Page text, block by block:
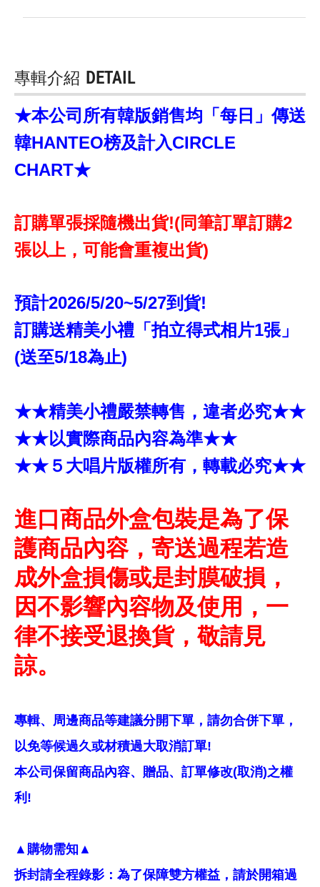
專輯介紹 DETAIL
★本公司所有韓版銷售均「每日」傳送
韓HANTEO榜及計入CIRCLE
CHART★
訂購單張採隨機出貨!(同筆訂單訂購2
張以上，可能會重複出貨)
預計2026/5/20~5/27到貨!
訂購送精美小禮「拍立得式相片1張」
(送至5/18為止)
★★精美小禮嚴禁轉售，違者必究★★
★★以實際商品內容為準★★
★★５大唱片版權所有，轉載必究★★
進口商品外盒包裝是為了保
護商品內容，寄送過程若造
成外盒損傷或是封膜破損，
因不影響內容物及使用，一
律不接受退換貨，敬請見
諒。
專輯、周邊商品等建議分開下單，請勿合併下單，
以免等候過久或材積過大取消訂單!
本公司保留商品內容、贈品、訂單修改(取消)之權
利!
▲購物需知▲
拆封請全程錄影：為了保障雙方權益，請於開箱過